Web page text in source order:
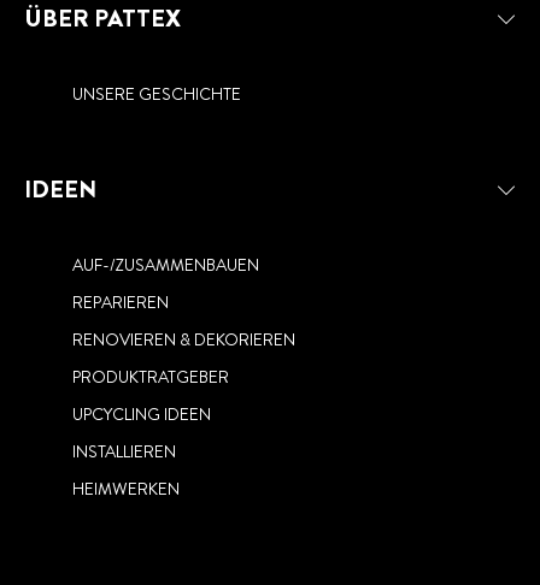
ÜBER PATTEX
UNSERE GESCHICHTE
IDEEN
AUF-/ZUSAMMENBAUEN
REPARIEREN
RENOVIEREN & DEKORIEREN
PRODUKTRATGEBER
UPCYCLING IDEEN
INSTALLIEREN
HEIMWERKEN